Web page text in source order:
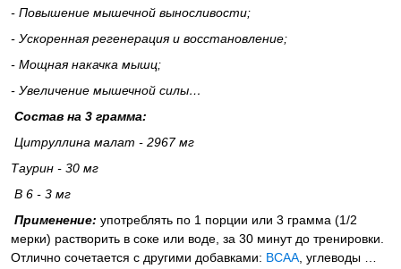
- Повышение мышечной выносливости;
- Ускоренная регенерация и восстановление;
- Мощная накачка мышц;
- Увеличение мышечной силы…
Состав на 3 грамма:
Цитруллина малат - 2967 мг
Таурин - 30 мг
В 6 - 3 мг
Применение: употреблять по 1 порции или 3 грамма (1/2
мерки) растворить в соке или воде, за 30 минут до тренировки.
Отлично сочетается с другими добавками: ВСАА , углеводы …